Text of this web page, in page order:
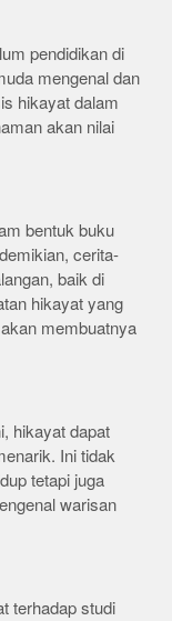
pendidikan di
mengenal dan
hikayat dalam
akan nilai
bentuk buku
cerita-
baik di
hikayat yang
membuatnya
hikayat dapat
Ini tidak
tetapi juga
warisan
terhadap studi